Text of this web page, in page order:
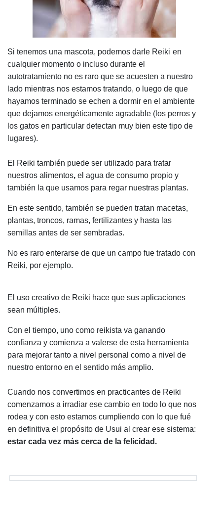
Si tenemos una mascota, podemos darle Reiki en
cualquier momento o incluso durante el
autotratamiento no es raro que se acuesten a nuestro
lado mientras nos estamos tratando, o luego de que
hayamos terminado se echen a dormir en el ambiente
que dejamos energéticamente agradable (los perros y
los gatos en particular detectan muy bien este tipo de
lugares).
El Reiki también puede ser utilizado para tratar
nuestros alimentos, el agua de consumo propio y
también la que usamos para regar nuestras plantas.
En este sentido, también se pueden tratan macetas,
plantas, troncos, ramas, fertilizantes y hasta las
semillas antes de ser sembradas.
No es raro enterarse de que un campo fue tratado con
Reiki, por ejemplo.
El uso creativo de Reiki hace que sus aplicaciones
sean múltiples.
Con el tiempo, uno como reikista va ganando
confianza y comienza a valerse de esta herramienta
para mejorar tanto a nivel personal como a nivel de
nuestro entorno en el sentido más amplio.
Cuando nos convertimos en practicantes de Reiki
comenzamos a irradiar ese cambio en todo lo que nos
rodea y con esto estamos cumpliendo con lo que fué
en definitiva el propósito de Usui al crear ese sistema:
estar cada vez más cerca de la felicidad.